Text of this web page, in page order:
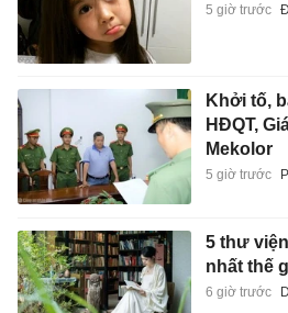
5 giờ trước
Khởi tố,
HĐQT,
Mekolor
5 giờ trước
5 thư
nhất thế
6 giờ trước